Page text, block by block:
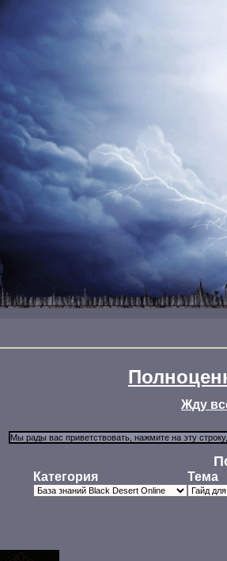
Жду
Категория Тема